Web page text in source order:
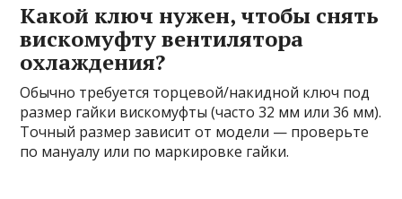
Какой ключ нужен, чтобы снять
вискомуфту вентилятора
охлаждения?
Обычно требуется торцевой/накидной ключ под
размер гайки вискомуфты (часто 32 мм или 36 мм).
Точный размер зависит от модели — проверьте
по мануалу или по маркировке гайки.